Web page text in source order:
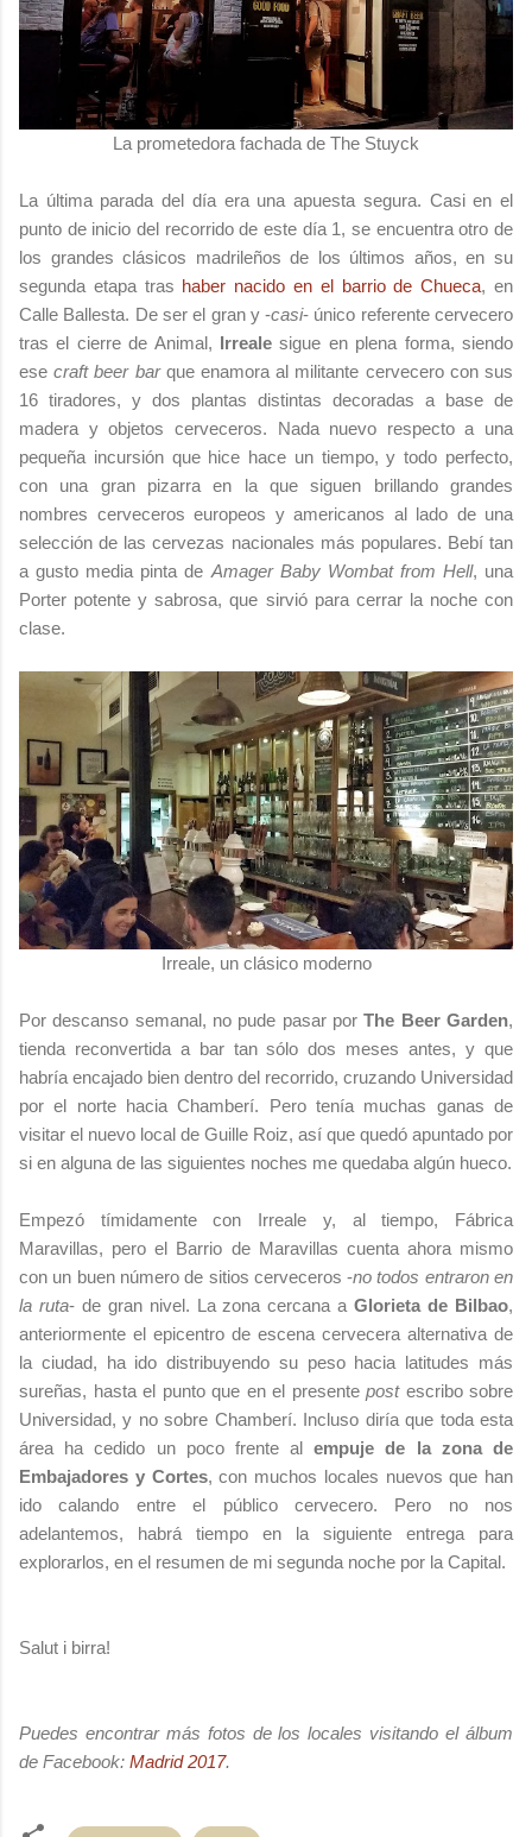
La prometedora fachada de The Stuyck
La última parada del día era una apuesta segura. Casi en el
punto de inicio del recorrido de este día 1, se encuentra otro de
los grandes clásicos madrileños de los últimos años, en su
segunda etapa tras haber nacido en el barrio de Chueca, en
Calle Ballesta. De ser el gran y -casi- único referente cervecero
tras el cierre de Animal, Irreale sigue en plena forma, siendo
esecraft beer barque enamora al militante cervecero con sus
16 tiradores, y dos plantas distintas decoradas a base de
madera y objetos cerveceros. Nada nuevo respecto a una
pequeña incursión que hice hace un tiempo, y todo perfecto,
con una gran pizarra en la que siguen brillando grandes
nombres cerveceros europeos y americanos al lado de una
selección de las cervezas nacionales más populares. Bebí tan
a gusto media pinta de Amager Baby Wombat from Hell, una
Porter potente y sabrosa, que sirvió para cerrar la noche con
clase.
Irreale, un clásico moderno
Por descanso semanal, no pude pasar porThe Beer Garden,
tienda reconvertida a bar tan sólo dos meses antes, y que
habría encajado bien dentro del recorrido, cruzando Universidad
por el norte hacia Chamberí. Pero tenía muchas ganas de
visitar el nuevo local de Guille Roiz, así que quedó apuntado por
si en alguna de las siguientes noches me quedaba algún hueco.
Empezó tímidamente con Irreale y, al tiempo, Fábrica
Maravillas, pero el Barrio de Maravillas cuenta ahora mismo
con un buen número de sitios cerveceros -no todos entraron en
la ruta- de gran nivel. La zona cercana aGlorieta de Bilbao,
anteriormente el epicentro de escena cervecera alternativa de
la ciudad, ha ido distribuyendo su peso hacia latitudes más
sureñas, hasta el punto que en el presente post escribo sobre
Universidad, y no sobre Chamberí. Incluso diría que toda esta
área ha cedido un poco frente alempuje de la zona de
Embajadores y Cortes, con muchos locales nuevos que han
ido calando entre el público cervecero. Pero no nos
adelantemos, habrá tiempo en la siguiente entrega para
explorarlos, en el resumen de mi segunda noche por la Capital.
Salut i birra!
Puedes encontrar más fotos de los locales visitando el álbum
de Facebook: Madrid 2017.